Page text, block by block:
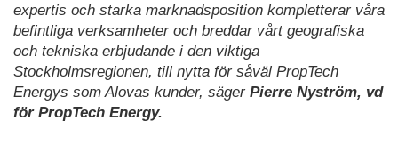
expertis och starka marknadsposition kompletterar våra
befintliga verksamheter och breddar vårt geografiska
och tekniska erbjudande i den viktiga
Stockholmsregionen, till nytta för såväl PropTech
Energys som Alovas kunder, säger Pierre Nyström, vd
för PropTech Energy.